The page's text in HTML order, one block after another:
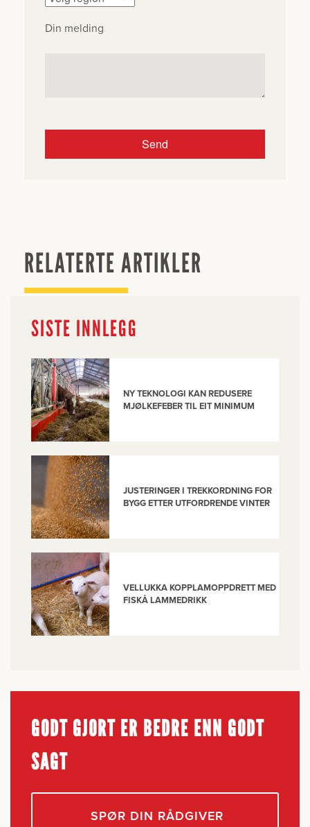
Din melding
RELATERTE ARTIKLER
SISTE INNLEGG
NY TEKNOLOGI KAN REDUSERE
MJØLKEFEBER TIL EIT MINIMUM
JUSTERINGER I TREKKORDNING FOR
BYGG ETTER UTFORDRENDE VINTER
VELLUKKA KOPPLAMOPPDRETT MED
FISKÅ LAMMEDRIKK
GODT GJORT ER BEDRE ENN GODT
SAGT
SPØR DIN RÅDGIVER